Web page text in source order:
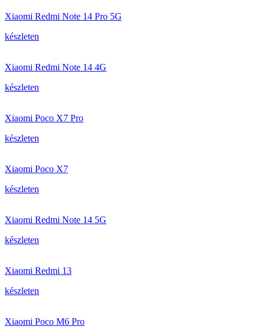
Xiaomi Redmi Note 14 Pro 5G
készleten
Xiaomi Redmi Note 14 4G
készleten
Xiaomi Poco X7 Pro
készleten
Xiaomi Poco X7
készleten
Xiaomi Redmi Note 14 5G
készleten
Xiaomi Redmi 13
készleten
Xiaomi Poco M6 Pro